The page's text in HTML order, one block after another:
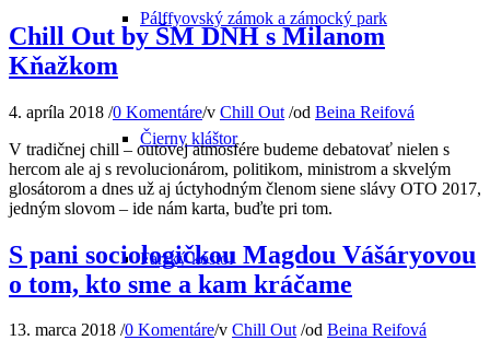
Pálffyovský zámok a zámocký park
Čierny kláštor
Farský kostol
Chill Out by ŠM DNH s Milanom
Kňažkom
4. apríla 2018 /0 Komentáre/v Chill Out /od Beina Reifová
V tradičnej chill – outovej atmosfére budeme debatovať nielen s
hercom ale aj s revolucionárom, politikom, ministrom a skvelým
glosátorom a dnes už aj úctyhodným členom siene slávy OTO 2017,
jedným slovom – ide nám karta, buďte pri tom.
S pani sociologičkou Magdou Vášáryovou
o tom, kto sme a kam kráčame
13. marca 2018 /0 Komentáre/v Chill Out /od Beina Reifová